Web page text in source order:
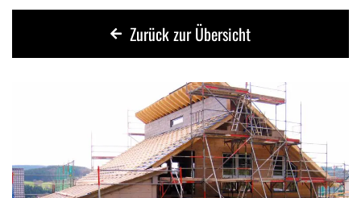
Zurück zur Übersicht